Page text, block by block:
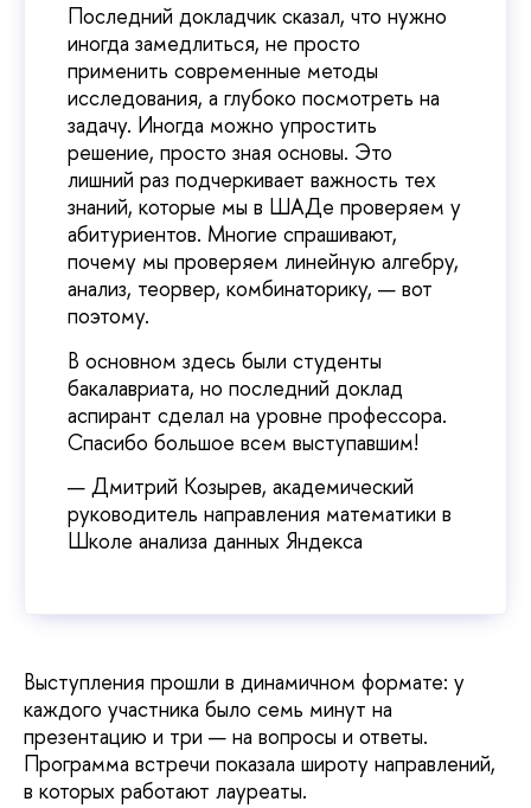
Последний докладчик сказал, что нужно
иногда замедлиться, не просто
применить современные методы
исследования, а глубоко посмотреть на
задачу. Иногда можно упростить
решение, просто зная основы. Это
лишний раз подчеркивает важность тех
знаний, которые мы в ШАДе проверяем у
абитуриентов. Многие спрашивают,
почему мы проверяем линейную алгебру,
анализ, теорвер, комбинаторику, — вот
поэтому.
В основном здесь были студенты
бакалавриата, но последний доклад
аспирант сделал на уровне профессора.
Спасибо большое всем выступавшим!
— Дмитрий Козырев, академический
руководитель направления математики в
Школе анализа данных Яндекса
Выступления прошли в динамичном формате: у
каждого участника было семь минут на
презентацию и три — на вопросы и ответы.
Программа встречи показала широту направлений,
в которых работают лауреаты.